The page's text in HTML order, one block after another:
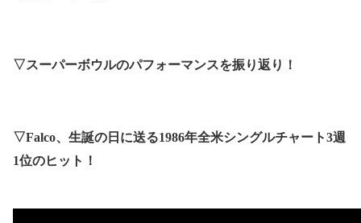
▽スーパーボウルのパフォーマンスを振り返り！
▽Falco、生誕の日に送る1986年全米シングルチャート3週
1位のヒット！